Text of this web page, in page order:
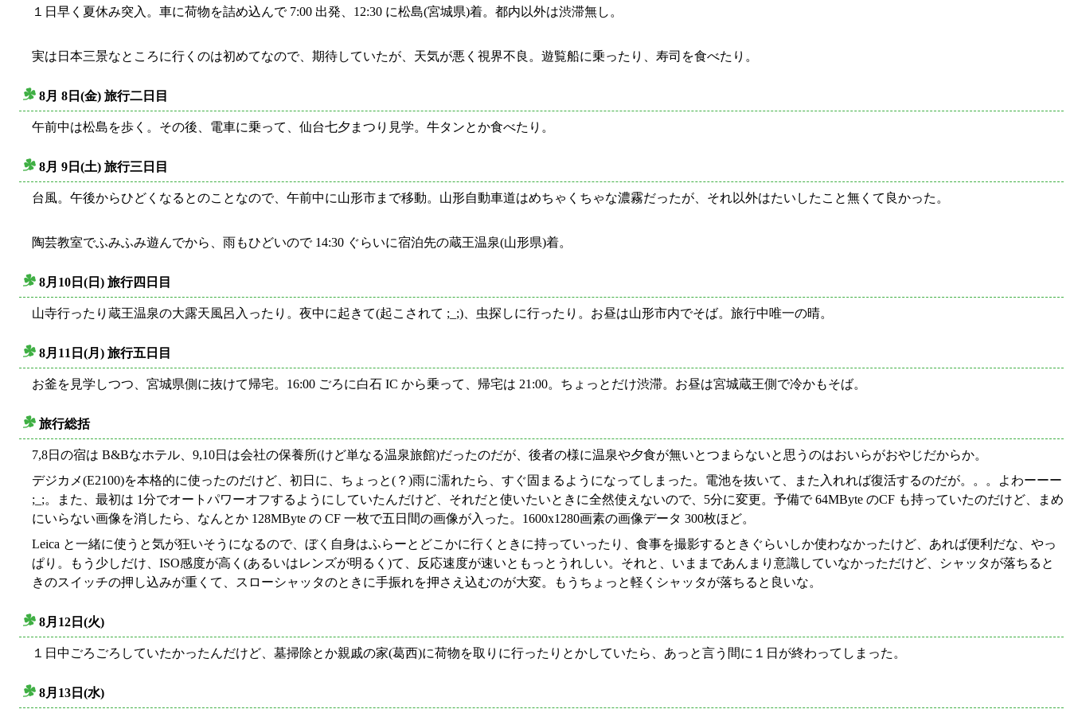
１日早く夏休み突入。車に荷物を詰め込んで 7:00 出発、12:30 に松島(宮城県)着。都内以外は渋滞無し。
実は日本三景なところに行くのは初めてなので、期待していたが、天気が悪く視界不良。遊覧船に乗ったり、寿司を食べたり。
8月 8日(金) 旅行二日目
午前中は松島を歩く。その後、電車に乗って、仙台七夕まつり見学。牛タンとか食べたり。
8月 9日(土) 旅行三日目
台風。午後からひどくなるとのことなので、午前中に山形市まで移動。山形自動車道はめちゃくちゃな濃霧だったが、それ以外はたいしたこと無くて良かった。
陶芸教室でふみふみ遊んでから、雨もひどいので 14:30 ぐらいに宿泊先の蔵王温泉(山形県)着。
8月10日(日) 旅行四日目
山寺行ったり蔵王温泉の大露天風呂入ったり。夜中に起きて(起こされて ;_;)、虫探しに行ったり。お昼は山形市内でそば。旅行中唯一の晴。
8月11日(月) 旅行五日目
お釜を見学しつつ、宮城県側に抜けて帰宅。16:00 ごろに白石 IC から乗って、帰宅は 21:00。ちょっとだけ渋滞。お昼は宮城蔵王側で冷かもそば。
旅行総括
7,8日の宿は B&Bなホテル、9,10日は会社の保養所(けど単なる温泉旅館)だったのだが、後者の様に温泉や夕食が無いとつまらないと思うのはおいらがおやじだからか。
デジカメ(E2100)を本格的に使ったのだけど、初日に、ちょっと(？)雨に濡れたら、すぐ固まるようになってしまった。電池を抜いて、また入れれば復活するのだが。。。よわーーー
;_;。また、最初は 1分でオートパワーオフするようにしていたんだけど、それだと使いたいときに全然使えないので、5分に変更。予備で 64MByte のCF も持っていたのだけど、まめ
にいらない画像を消したら、なんとか 128MByte の CF 一枚で五日間の画像が入った。1600x1280画素の画像データ 300枚ほど。
Leica と一緒に使うと気が狂いそうになるので、ぼく自身はふらーとどこかに行くときに持っていったり、食事を撮影するときぐらいしか使わなかったけど、あれば便利だな、やっ
ぱり。もう少しだけ、ISO感度が高く(あるいはレンズが明るく)て、反応速度が速いともっとうれしい。それと、いままであんまり意識していなかっただけど、シャッタが落ちると
きのスイッチの押し込みが重くて、スローシャッタのときに手振れを押さえ込むのが大変。もうちょっと軽くシャッタが落ちると良いな。
8月12日(火)
１日中ごろごろしていたかったんだけど、墓掃除とか親戚の家(葛西)に荷物を取りに行ったりとかしていたら、あっと言う間に１日が終わってしまった。
8月13日(水)